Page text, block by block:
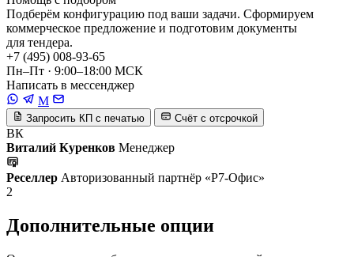
Подберём конфигурацию под ваши задачи. Сформируем
коммерческое предложение и подготовим документы
для тендера.
+7 (495) 008-93-65
Пн–Пт · 9:00–18:00 МСК
Написать в мессенджер
M
Запросить КП с печатью Счёт с отсрочкой
ВК
Виталий Куренков Менеджер
Реселлер Авторизованный партнёр «Р7-Офис»
2
Дополнительные опции